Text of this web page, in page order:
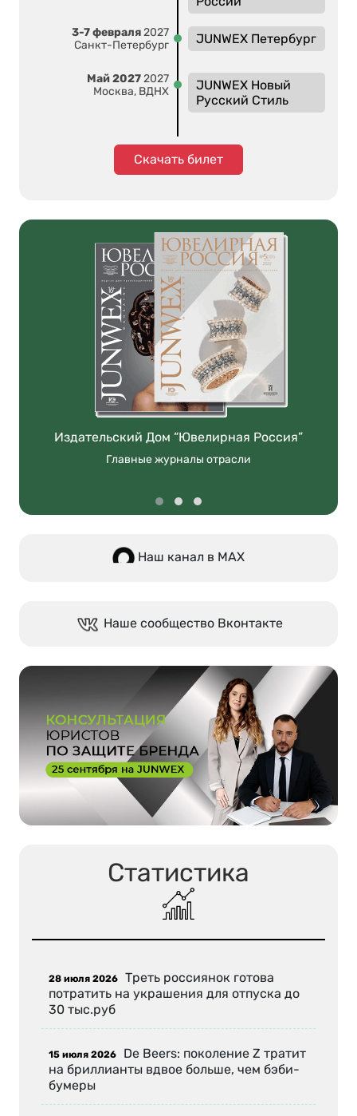
3-7 февраля2027
Санкт-Петербург
JUNWEX Петербург
Май 20272027
Москва, ВДНХ
JUNWEX Новый
Русский Стиль
Скачать билет
Издательский Дом “Ювелирная Россия”
Главные журналы отрасли
Наш канал в МАХ
Наше сообщество Вконтакте
Статистика
28 июля 2026 Треть россиянок готова
потратить на украшения для отпуска до
30 тыс.руб
15 июля 2026 De Beers: поколение Z тратит
на бриллианты вдвое больше, чем бэби-
бумеры